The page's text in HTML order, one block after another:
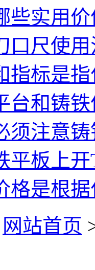
些实用价
口尺使
指标是
台和铸
须注意
平板上
格是根
网站首页